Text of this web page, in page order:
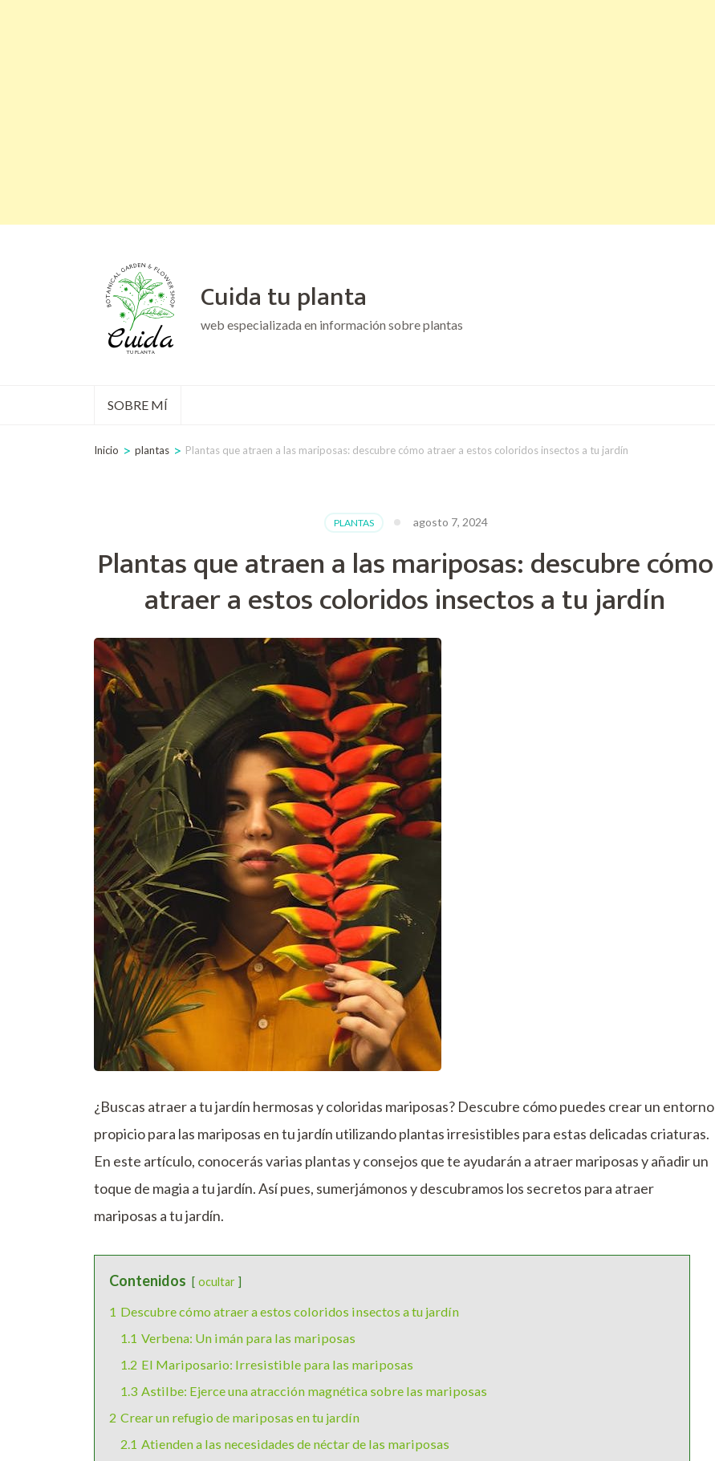
Cuida tu planta
web especializada en información sobre plantas
SOBRE MÍ
Inicio > plantas > Plantas que atraen a las mariposas: descubre cómo atraer a estos coloridos insectos a tu jardín
PLANTAS agosto 7, 2024
Plantas que atraen a las mariposas: descubre cómo
atraer a estos coloridos insectos a tu jardín
¿Buscas atraer a tu jardín hermosas y coloridas mariposas? Descubre cómo puedes crear un entorno
propicio para las mariposas en tu jardín utilizando plantas irresistibles para estas delicadas criaturas.
En este artículo, conocerás varias plantas y consejos que te ayudarán a atraer mariposas y añadir un
toque de magia a tu jardín. Así pues, sumerjámonos y descubramos los secretos para atraer
mariposas a tu jardín.
Contenidos ocultar
1 Descubre cómo atraer a estos coloridos insectos a tu jardín
1.1 Verbena: Un imán para las mariposas
1.2 El Mariposario: Irresistible para las mariposas
1.3 Astilbe: Ejerce una atracción magnética sobre las mariposas
2 Crear un refugio de mariposas en tu jardín
2.1 Atienden a las necesidades de néctar de las mariposas